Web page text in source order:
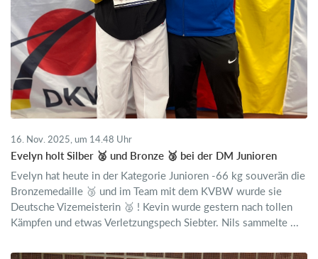
16. Nov. 2025, um 14.48 Uhr
Evelyn holt Silber 🥈 und Bronze 🥉 bei der DM Junioren
Evelyn hat heute in der Kategorie Junioren -66 kg souverän die
Bronzemedaille 🥉 und im Team mit dem KVBW wurde sie
Deutsche Vizemeisterin 🥈 ! Kevin wurde gestern nach tollen
Kämpfen und etwas Verletzungspech Siebter. Nils sammelte ...